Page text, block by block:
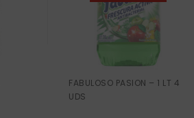
FABULOSO PASION – 1 LT 4
UDS